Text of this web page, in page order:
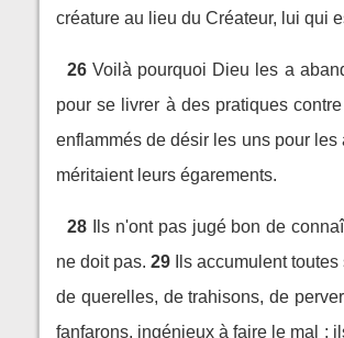
créature au lieu du Créateur, lui qui
26 Voilà pourquoi Dieu les a
pour se livrer à des pratiques
enflammés de désir les uns pour
méritaient leurs égarements.
28
Ils n'ont pas jugé bon de
ne doit pas. 29
Ils accumulent
de querelles, de trahisons, de
fanfarons, ingénieux à faire le mal ;